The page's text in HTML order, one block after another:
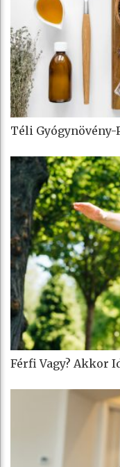
Téli Gyógynövény-
Férfi Vagy? Akkor